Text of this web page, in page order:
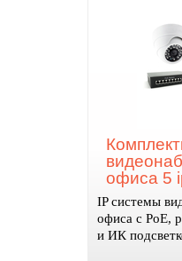
офиса 5
IP системы
офиса с PoE,
и ИК